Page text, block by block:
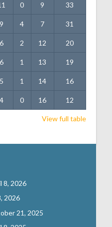
0 9 33
9 4 7 31
6 2 12 20
6 1 13 19
5 1 14 16
4 0 16 12
View full table
8, 2026
2026
21, 2025